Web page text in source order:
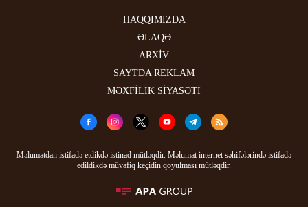
HAQQIMIZDA
ƏLAQƏ
ARXİV
SAYTDA REKLAM
MƏXFİLİK SİYASƏTİ
Məlumatdan istifadə etdikdə istinad mütləqdir. Məlumat internet səhifələrində istifadə
edildikdə müvafiq keçidin qoyulması mütləqdir.